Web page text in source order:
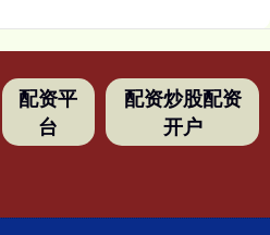
配资平
台
配资炒股配资
开户